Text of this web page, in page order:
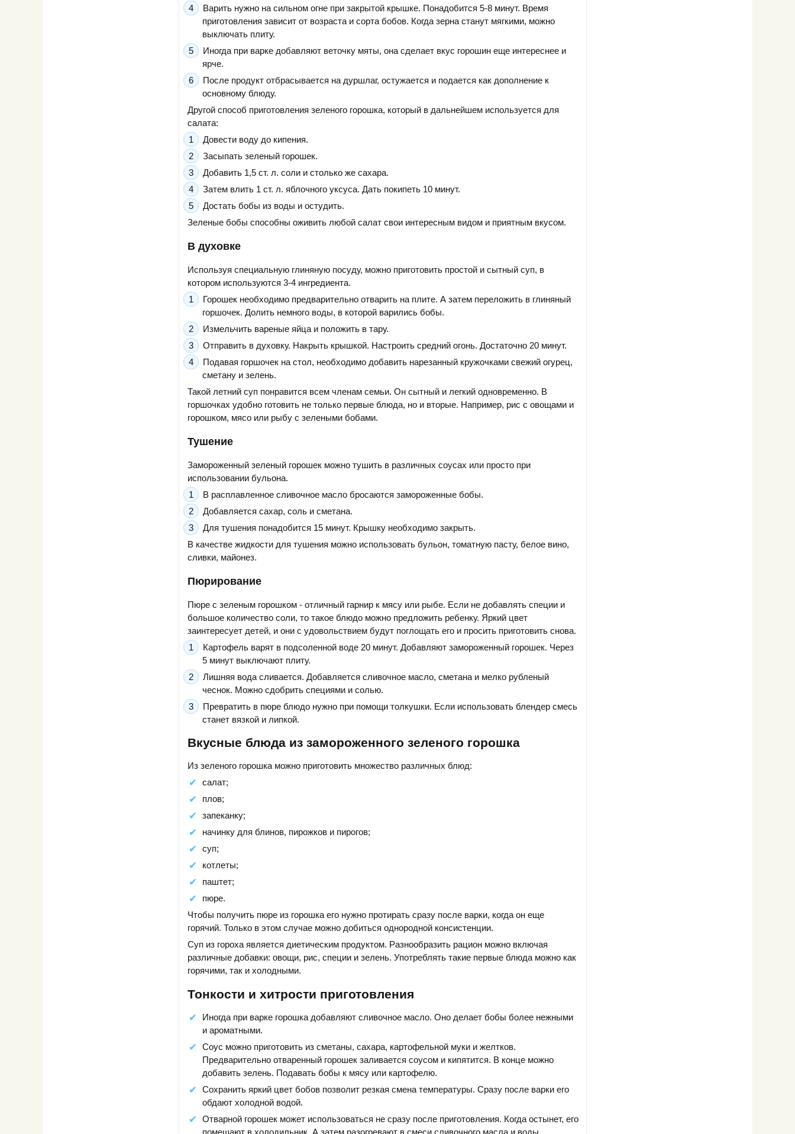
Варить нужно на сильном огне при закрытой крышке. Понадобится 5-8 минут. Время
приготовления зависит от возраста и сорта бобов. Когда зерна станут мягкими, можно
выключать плиту.
Иногда при варке добавляют веточку мяты, она сделает вкус горошин еще интереснее и
ярче.
После продукт отбрасывается на дуршлаг, остужается и подается как дополнение к
основному блюду.
Другой способ приготовления зеленого горошка, который в дальнейшем используется для
салата:
Довести воду до кипения.
Засыпать зеленый горошек.
Добавить 1,5 ст. л. соли и столько же сахара.
Затем влить 1 ст. л. яблочного уксуса. Дать покипеть 10 минут.
Достать бобы из воды и остудить.
Зеленые бобы способны оживить любой салат свои интересным видом и приятным вкусом.
В духовке
Используя специальную глиняную посуду, можно приготовить простой и сытный суп, в
котором используются 3-4 ингредиента.
Горошек необходимо предварительно отварить на плите. А затем переложить в глиняный
горшочек. Долить немного воды, в которой варились бобы.
Измельчить вареные яйца и положить в тару.
Отправить в духовку. Накрыть крышкой. Настроить средний огонь. Достаточно 20 минут.
Подавая горшочек на стол, необходимо добавить нарезанный кружочками свежий огурец,
сметану и зелень.
Такой летний суп понравится всем членам семьи. Он сытный и легкий одновременно. В
горшочках удобно готовить не только первые блюда, но и вторые. Например, рис с овощами и
горошком, мясо или рыбу с зелеными бобами.
Тушение
Замороженный зеленый горошек можно тушить в различных соусах или просто при
использовании бульона.
В расплавленное сливочное масло бросаются замороженные бобы.
Добавляется сахар, соль и сметана.
Для тушения понадобится 15 минут. Крышку необходимо закрыть.
В качестве жидкости для тушения можно использовать бульон, томатную пасту, белое вино,
сливки, майонез.
Пюрирование
Пюре с зеленым горошком - отличный гарнир к мясу или рыбе. Если не добавлять специи и
большое количество соли, то такое блюдо можно предложить ребенку. Яркий цвет
заинтересует детей, и они с удовольствием будут поглощать его и просить приготовить снова.
Картофель варят в подсоленной воде 20 минут. Добавляют замороженный горошек. Через
5 минут выключают плиту.
Лишняя вода сливается. Добавляется сливочное масло, сметана и мелко рубленый
чеснок. Можно сдобрить специями и солью.
Превратить в пюре блюдо нужно при помощи толкушки. Если использовать блендер смесь
станет вязкой и липкой.
Вкусные блюда из замороженного зеленого горошка
Из зеленого горошка можно приготовить множество различных блюд:
салат;
плов;
запеканку;
начинку для блинов, пирожков и пирогов;
суп;
котлеты;
паштет;
пюре.
Чтобы получить пюре из горошка его нужно протирать сразу после варки, когда он еще
горячий. Только в этом случае можно добиться однородной консистенции.
Суп из гороха является диетическим продуктом. Разнообразить рацион можно включая
различные добавки: овощи, рис, специи и зелень. Употреблять такие первые блюда можно как
горячими, так и холодными.
Тонкости и хитрости приготовления
Иногда при варке горошка добавляют сливочное масло. Оно делает бобы более нежными
и ароматными.
Соус можно приготовить из сметаны, сахара, картофельной муки и желтков.
Предварительно отваренный горошек заливается соусом и кипятится. В конце можно
добавить зелень. Подавать бобы к мясу или картофелю.
Сохранить яркий цвет бобов позволит резкая смена температуры. Сразу после варки его
обдают холодной водой.
Отварной горошек может использоваться не сразу после приготовления. Когда остынет, его